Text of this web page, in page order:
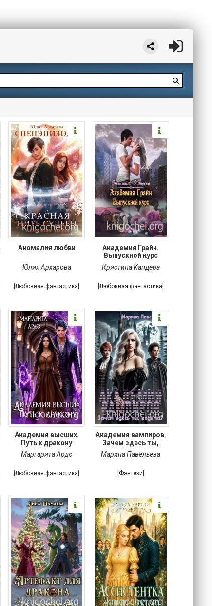
Аномалия любви
Юлия Архарова
[Любовная фантастика]
Академия Грайн.
Выпускной курс
Кристина Кандера
[Любовная фантастика]
Академия высших.
Путь к дракону
Маргарита Ардо
[Любовная фантастика]
Академия вампиров.
Зачем здесь ты,
Марина Павельева
[Фэнтези]